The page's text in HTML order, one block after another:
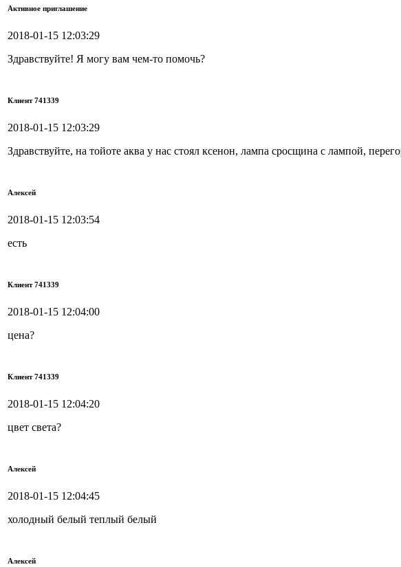
Активное приглашение
2018-01-15 12:03:29
Здравствуйте! Я могу вам чем-то помочь?
Клиент 741339
2018-01-15 12:03:29
Здравствуйте, на тойоте аква у нас стоял ксенон, лампа сросщина с лампой,
Алексей
2018-01-15 12:03:54
есть
Клиент 741339
2018-01-15 12:04:00
цена?
Клиент 741339
2018-01-15 12:04:20
цвет света?
Алексей
2018-01-15 12:04:45
холодный белый теплый белый
Алексей